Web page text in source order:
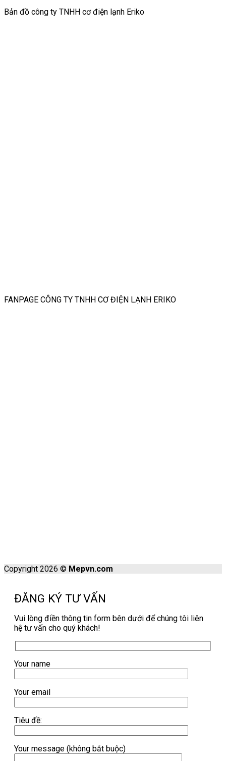
Bản đồ công ty TNHH cơ điện lạnh Eriko
FANPAGE CÔNG TY TNHH CƠ ĐIỆN LẠNH ERIKO
Copyright 2026 © Mepvn.com
ĐĂNG KÝ TƯ VẤN
Vui lòng điền thông tin form bên dưới để chúng tôi liên
hệ tư vấn cho quý khách!
Your name
Your email
Tiêu đề:
Your message (không bắt buộc)